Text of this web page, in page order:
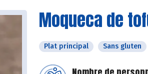
Moqueca de
Plat principal Sans gluten